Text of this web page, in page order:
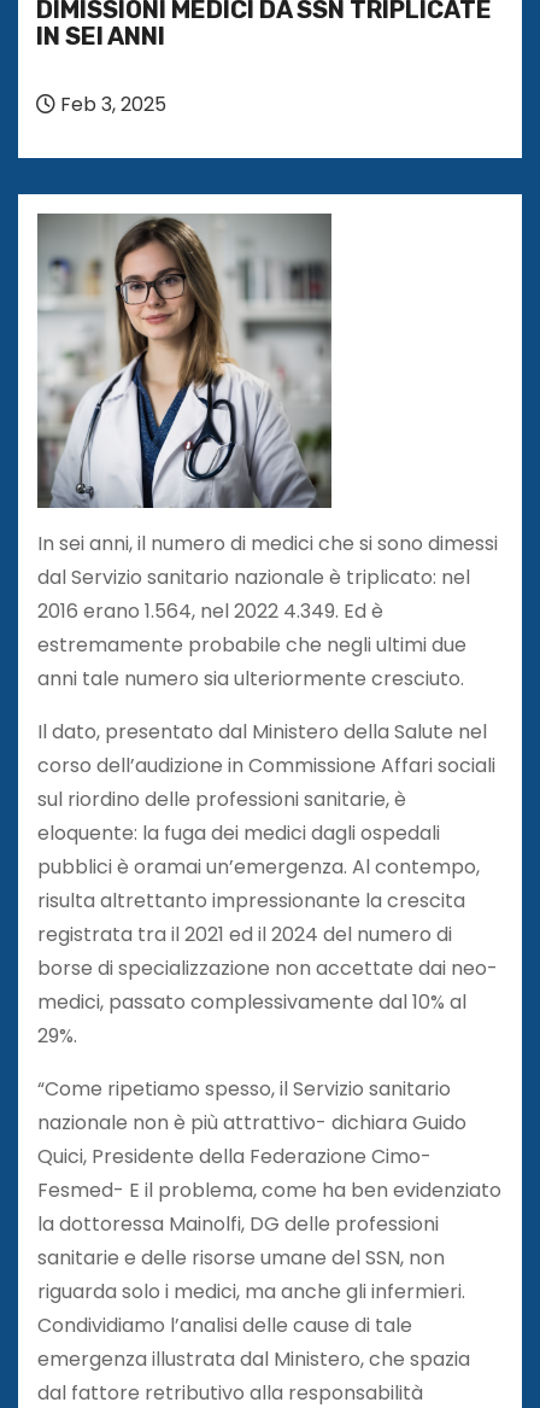
DIMISSIONI MEDICI DA SSN TRIPLICATE
IN SEI ANNI
Feb 3, 2025
In sei anni, il numero di medici che si sono dimessi
dal Servizio sanitario nazionale è triplicato: nel
2016 erano 1.564, nel 2022 4.349. Ed è
estremamente probabile che negli ultimi due
anni tale numero sia ulteriormente cresciuto.
Il dato, presentato dal Ministero della Salute nel
corso dell’audizione in Commissione Affari sociali
sul riordino delle professioni sanitarie, è
eloquente: la fuga dei medici dagli ospedali
pubblici è oramai un’emergenza. Al contempo,
risulta altrettanto impressionante la crescita
registrata tra il 2021 ed il 2024 del numero di
borse di specializzazione non accettate dai neo-
medici, passato complessivamente dal 10% al
29%.
“Come ripetiamo spesso, il Servizio sanitario
nazionale non è più attrattivo- dichiara Guido
Quici, Presidente della Federazione Cimo-
Fesmed- E il problema, come ha ben evidenziato
la dottoressa Mainolfi, DG delle professioni
sanitarie e delle risorse umane del SSN, non
riguarda solo i medici, ma anche gli infermieri.
Condividiamo l’analisi delle cause di tale
emergenza illustrata dal Ministero, che spazia
dal fattore retributivo alla responsabilità